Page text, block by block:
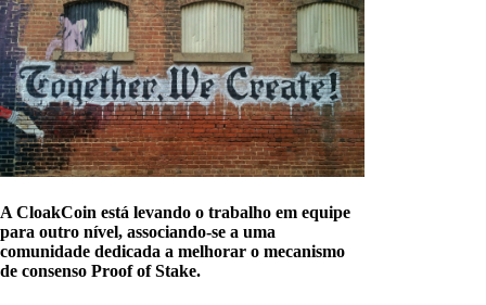
A CloakCoin está levando o trabalho em equipe
para outro nível, associando-se a uma
comunidade dedicada a melhorar o mecanismo
de consenso Proof of Stake.